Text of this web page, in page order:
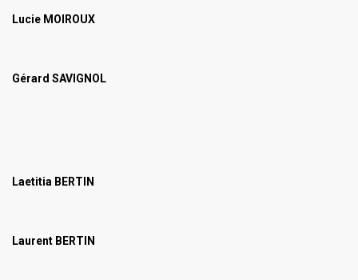
Lucie MOIROUX
Gérard SAVIGNOL
Laetitia BERTIN
Laurent BERTIN